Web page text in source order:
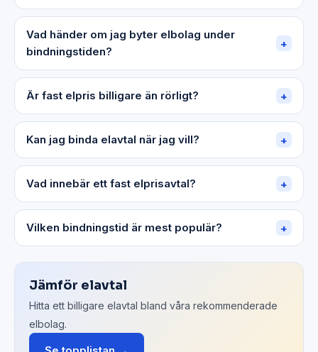
Vad händer om jag byter elbolag under
bindningstiden?
+
Är fast elpris billigare än rörligt? +
Kan jag binda elavtal när jag vill? +
Vad innebär ett fast elprisavtal? +
Vilken bindningstid är mest populär? +
Jämför elavtal
Hitta ett billigare elavtal bland våra rekommenderade
elbolag.